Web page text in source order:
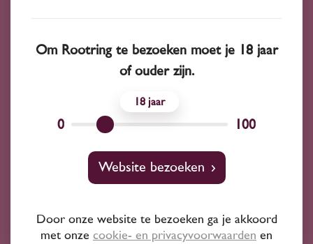
2021 Frankrijk
Nusswitz Orenia rouge 2021
14 50
Philippe Nusswitz
Om Rootring te bezoeken moet je 18 jaar
of ouder zijn.
0
18
100
Website bezoeken
Door onze website te bezoeken ga je akkoord
met onze cookie- en privacyvoorwaarden en